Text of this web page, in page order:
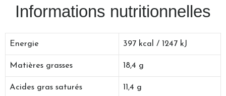
Informations nutritionnelles
Energie 397 kcal / 1247 kJ
Matières grasses 18,4 g
Acides gras saturés 11,4 g